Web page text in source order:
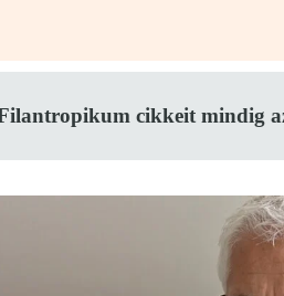
cikkeit mindig